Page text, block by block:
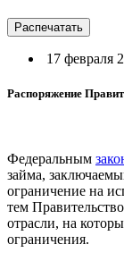
Распечатать
17 февраля
Распоряжение
Федеральным
займа,
ограничение на
тем
отрасли, на
ограничения.